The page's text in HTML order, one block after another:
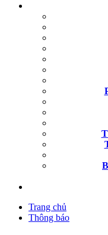
Trang chủ
Thông báo